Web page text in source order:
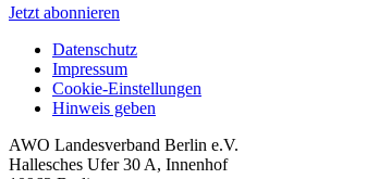
Jetzt abonnieren
Datenschutz
Impressum
Cookie-Einstellungen
Hinweis geben
AWO Landesverband Berlin e.V.
Hallesches Ufer 30 A, Innenhof